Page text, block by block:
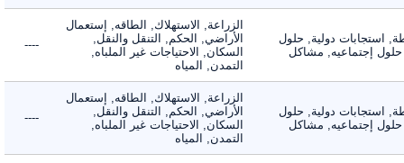
استجابات دولية, حلول
إجتماعيه, مشاكل
الزراعة, الاستهلاك, الطاقه, إستعمال
الأراضي, الحكم, التنقل والنقل,
السكان, الاحتياجات غير الملباه,
التمدن, المياه
----
استجابات دولية, حلول
إجتماعيه, مشاكل
الزراعة, الاستهلاك, الطاقه, إستعمال
الأراضي, الحكم, التنقل والنقل,
السكان, الاحتياجات غير الملباه,
التمدن, المياه
----